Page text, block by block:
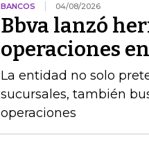
BANCOS 04/08/2026
Bbva lanzó
operaciones
La entidad no solo
sucursales, también
operaciones